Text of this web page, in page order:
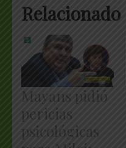
Relacionado
Mayans pidió
pericias
psicológicas